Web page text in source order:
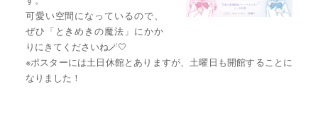
可愛い空間になっているので、
ぜひ「ときめきの魔法」にかか
りにきてくださいね🪄🤍
※ポスターには土日休館とありますが、土曜日も開館することに
なりました！